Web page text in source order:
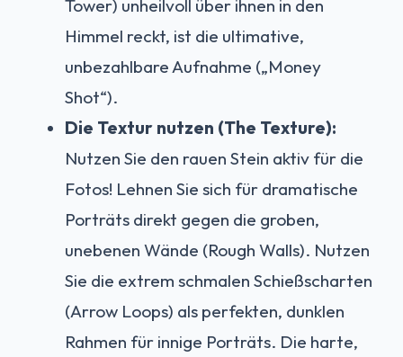
Tower) unheilvoll über ihnen in den
Himmel reckt, ist die ultimative,
unbezahlbare Aufnahme („Money
Shot“).
Die Textur nutzen (The Texture):
Nutzen Sie den rauen Stein aktiv für die
Fotos! Lehnen Sie sich für dramatische
Porträts direkt gegen die groben,
unebenen Wände (Rough Walls). Nutzen
Sie die extrem schmalen Schießscharten
(Arrow Loops) als perfekten, dunklen
Rahmen für innige Porträts. Die harte,